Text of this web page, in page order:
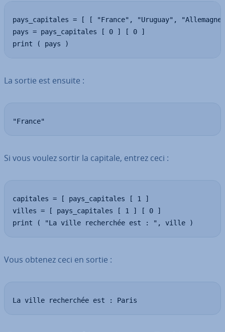
pays_capitales = [ [ "France", "Uruguay",
pays = pays_capitales [ 0 ] [ 0 ]
print ( pays )
La sortie est ensuite :
"France"
Si vous voulez sortir la capitale, entrez ceci :
capitales = [ pays_capitales [ 1 ]
villes = [ pays_capitales [ 1 ] [ 0 ]
print ( "La ville recherchée est : ", ville )
Vous obtenez ceci en sortie :
La ville recherchée est : Paris